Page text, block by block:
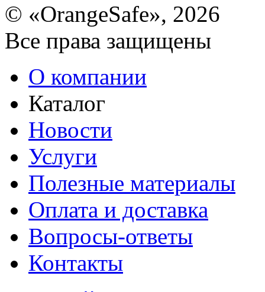
© «OrangeSafe», 2026
Все права защищены
О компании
Каталог
Новости
Услуги
Полезные материалы
Оплата и доставка
Вопросы-ответы
Контакты